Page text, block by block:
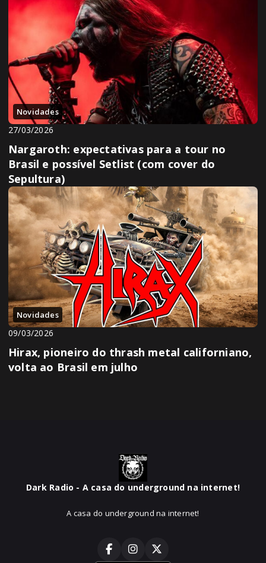
Novidades
27/03/2026
Nargaroth: expectativas para a tour no
Brasil e possível Setlist (com cover do
Sepultura)
Novidades
09/03/2026
Hirax, pioneiro do thrash metal californiano,
volta ao Brasil em julho
Dark Radio - A casa do underground na internet!
A casa do underground na internet!